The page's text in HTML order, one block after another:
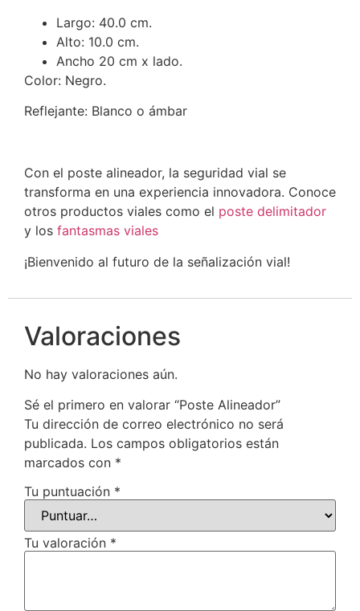
Largo: 40.0 cm.
Alto: 10.0 cm.
Ancho 20 cm x lado.
Color: Negro.
Reflejante: Blanco o ámbar
Con el poste alineador, la seguridad vial se
transforma en una experiencia innovadora. Conoce
otros productos viales como el poste delimitador
y los fantasmas viales
¡Bienvenido al futuro de la señalización vial!
Valoraciones
No hay valoraciones aún.
Sé el primero en valorar “Poste Alineador”
Tu dirección de correo electrónico no será
publicada. Los campos obligatorios están
marcados con *
Tu puntuación *
Tu valoración *